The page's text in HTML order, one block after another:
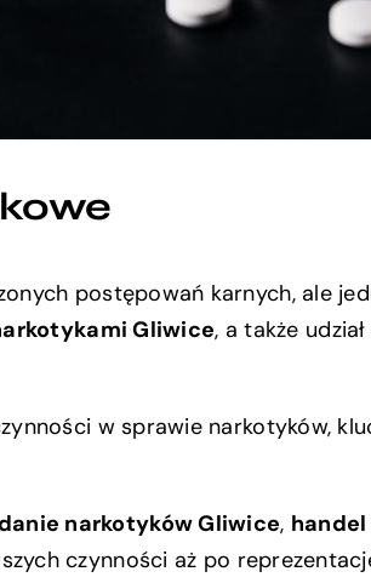
postępowań karnych, ale
Gliwice, a także
w sprawie narkotyków,
narkotyków Gliwice,
czynności aż po